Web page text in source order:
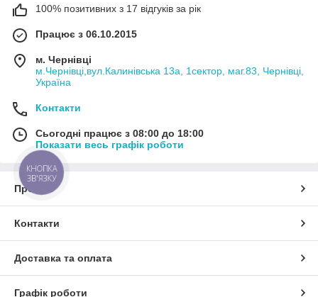
100% позитивних з 17 відгуків за рік
Працює з 06.10.2015
м. Чернівці
м.Чернівці,вул.Калинівська 13а, 1сектор, маг.83, Чернівці,
Україна
Контакти
Сьогодні працює з 08:00 до 18:00
Показати весь графік роботи
Про нас
Контакти
Доставка та оплата
Графік роботи
КНОПКА
ЗВ'ЯЗКУ